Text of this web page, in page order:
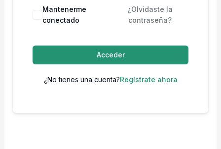
Mantenerme
conectado
¿Olvidaste la
contraseña?
Acceder
¿No tienes una cuenta?Regístrate ahora